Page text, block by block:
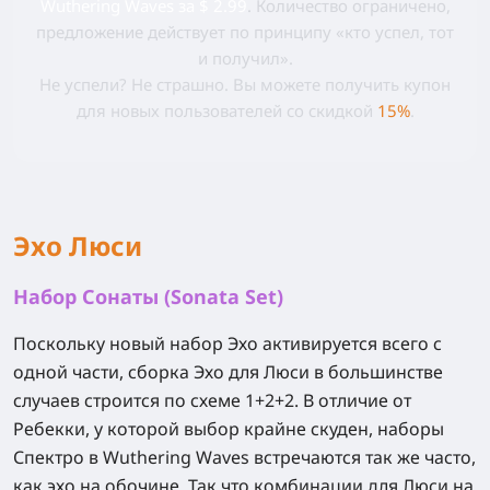
. Количество ограничено,
предложение действует по принципу «кто успел, тот
и получил».
Не успели? Не страшно. Вы можете получить купон
для новых пользователей со скидкой 15%.
Эхо Люси
Набор Сонаты (Sonata Set)
Поскольку новый набор Эхо активируется всего с
одной части, сборка Эхо для Люси в большинстве
случаев строится по схеме 1+2+2. В отличие от
Ребекки, у которой выбор крайне скуден, наборы
Спектро в Wuthering Waves встречаются так же часто,